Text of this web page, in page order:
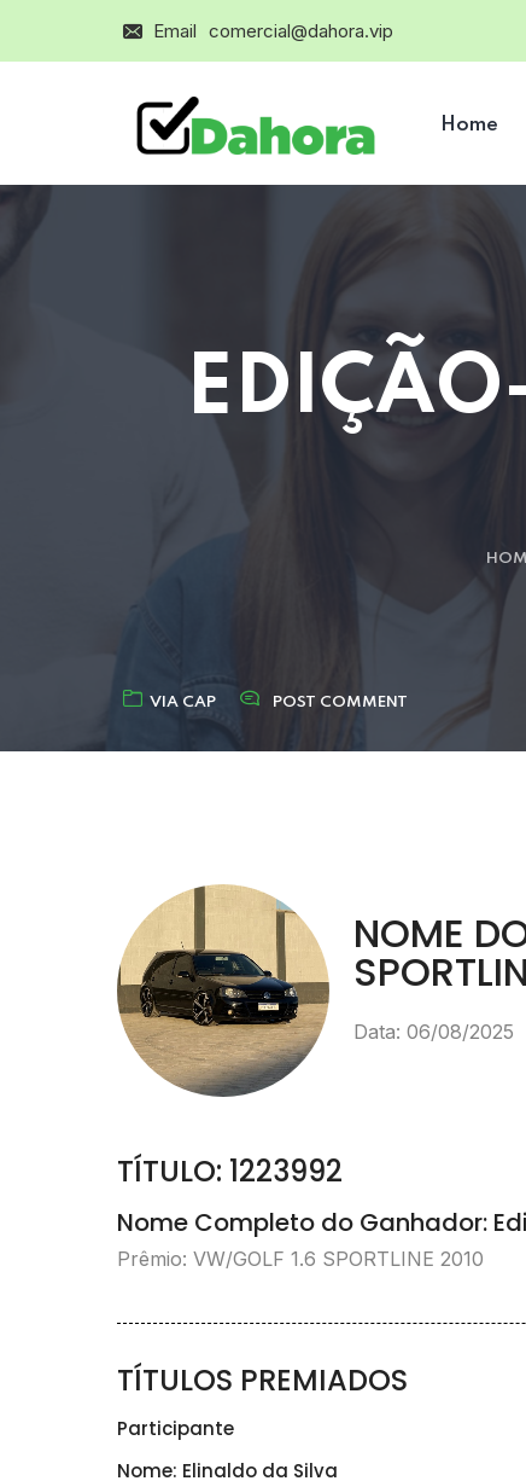
Email comercial@dahora.vip
Home
VIA CAP POST COMMENT
NOME
Data: 06/08/2025
TÍTULO: 1223992
Nome Completo do Ganhador:
Prêmio: VW/GOLF 1.6 SPORTLINE 2010
TÍTULOS PREMIADOS
Participante
Nome: Elinaldo da Silva